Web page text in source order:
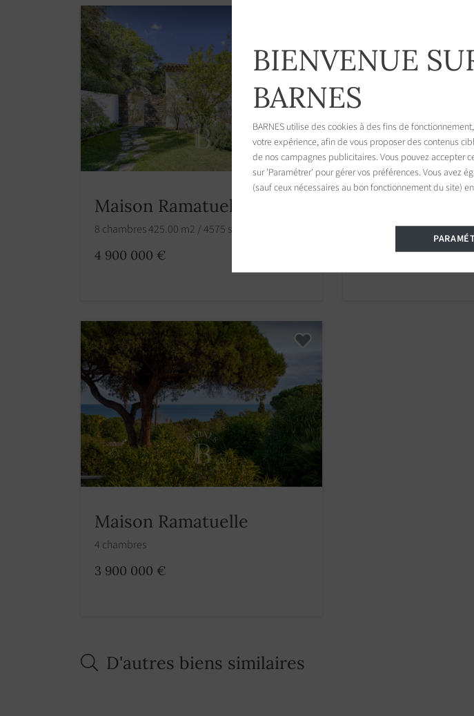
Maison Ramatuelle
8 chambres 425.00 m2 / 4575 sq ft
4 900 000 €
8 chambres 530.00 m2 /
4 750 000 €
Maison Ramatuelle
4 chambres
3 900 000 €
D'autres biens similaires
BIENVENUE
BARNES
BARNES utilise des cookies à des fins de
votre expérience, afin de vous proposer des contenus
de nos campagnes publicitaires. Vous pouvez accepter
sur 'Paramétrer' pour gérer vos préférences. Vous avez
(sauf ceux nécessaires au bon fonctionnement du site)